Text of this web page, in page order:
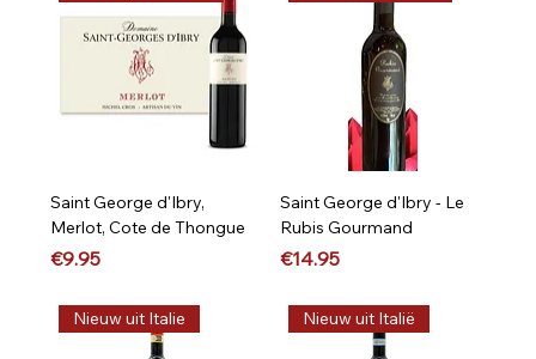
Saint George d'Ibry,
Merlot, Cote de Thongue
Price
€9.95
Saint George d'Ibry - Le
Rubis Gourmand
Price
€14.95
Nieuw uit Italie Nieuw uit Italië